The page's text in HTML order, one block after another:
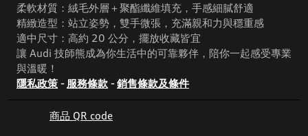
柔軟材質：絨毛外層＋聚酯纖維填充，手感細膩舒適
精緻造型：站立姿勢，雙手微張，充滿親和力與穩重感
適中尺寸：高約 20 公分，擺放收藏皆宜
讓 Audi 技師熊成為你生活中的可靠夥伴，陪你一起感受專業
與溫暖！
隱私政策 - 服務條款 -銷售條款及條件
商品 QR code